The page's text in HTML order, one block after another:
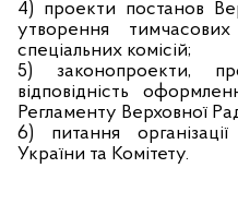
4) проекти постанов
утворення
спеціальних комісій;
5) законопроекти,
відповідність
Регламенту Верховної
6) питання
України та Комітету.